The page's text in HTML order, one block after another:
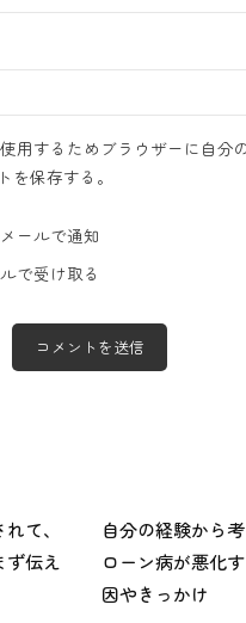
用するためブラウザーに自分
を保存する。
ールで通知
で受け取る
て、
ず伝え
自分の経験から
ローン病が悪化
因やきっかけ